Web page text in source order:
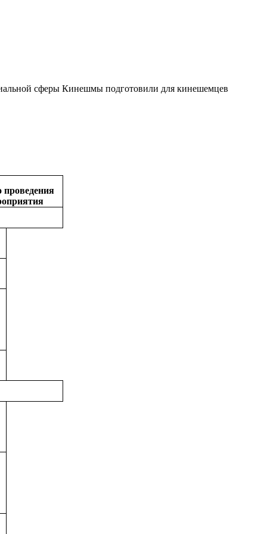
сферы Кинешмы подготовили для кинешемцев
проведения